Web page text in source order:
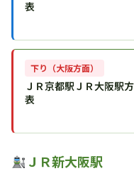
表
下り（大阪方面）
ＪＲ京都駅ＪＲ大阪駅
表
ＪＲ新大阪駅